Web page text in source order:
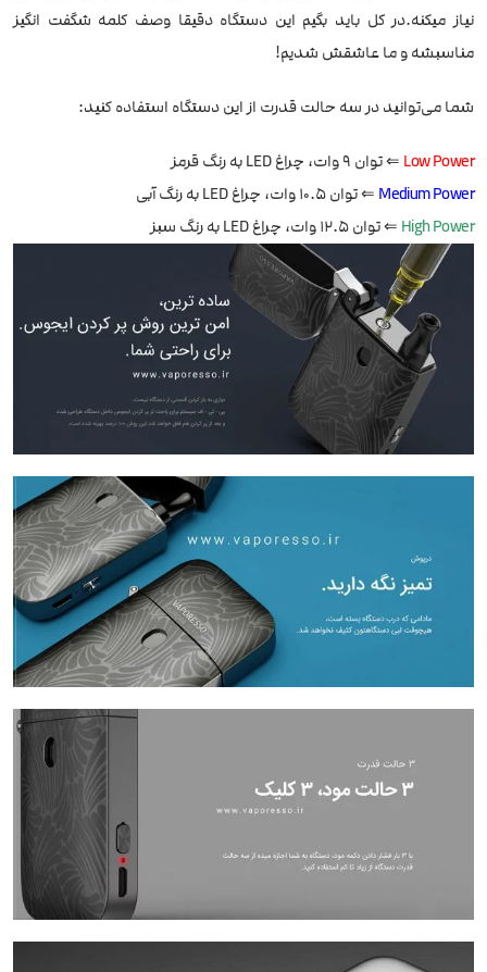
نیاز میکنه.در کل باید بگیم این دستگاه دقیقا وصف کلمه شگفت انگیز
مناسبشه و ما عاشقش شدیم!
شما می‌توانید در سه حالت قدرت از این دستگاه استفاده کنید:
Low Power ⇐ توان 9 وات، چراغ LED به رنگ قرمز
Medium Power ⇐ توان 10.5 وات، چراغ LED به رنگ آبی
High Power ⇐ توان 12.5 وات، چراغ LED به رنگ سبز